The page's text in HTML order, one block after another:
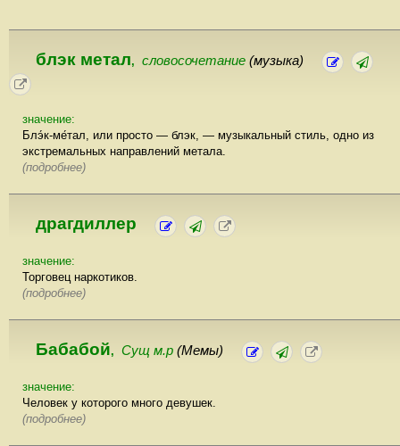
блэк метал, словосочетание (музыка)
значение:
Блэ́к-ме́тал, или просто — блэк, — музыкальный стиль, одно из
экстремальных направлений метала.
(подробнее)
драгдиллер
значение:
Торговец наркотиков.
(подробнее)
Бабабой, Сущ м.р (Мемы)
значение:
Человек у которого много девушек.
(подробнее)